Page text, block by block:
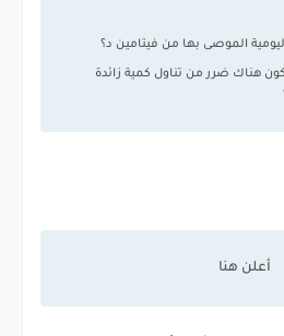
الموصى بها من فيتامين د؟
هناك ضرر من تناول كمية زائدة